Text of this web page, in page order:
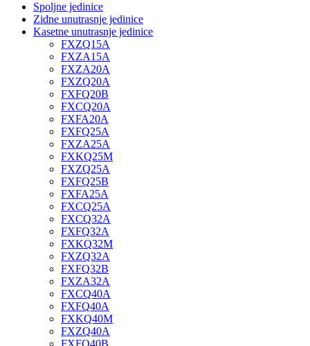
Spoljne jedinice
Zidne unutrasnje jedinice
Kasetne unutrasnje jedinice
FXZQ15A
FXZA15A
FXZA20A
FXZQ20A
FXFQ20B
FXCQ20A
FXFA20A
FXFQ25A
FXZA25A
FXKQ25M
FXZQ25A
FXFQ25B
FXFA25A
FXCQ25A
FXCQ32A
FXFQ32A
FXKQ32M
FXZQ32A
FXFQ32B
FXZA32A
FXCQ40A
FXFQ40A
FXKQ40M
FXZQ40A